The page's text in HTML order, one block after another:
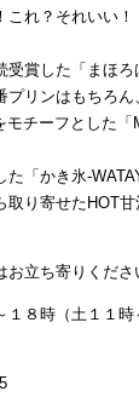
これ？それいい
受賞した「まほ
プリンはもちろ
チーフとした「
「かき氷
取り寄せたHOT
お立ち寄りくだ
８時（土１１